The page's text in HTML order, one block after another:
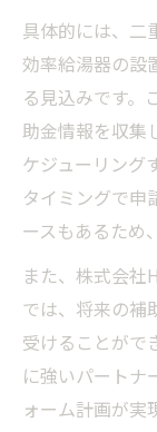
具体的には、二
効率給湯器の設
る見込みです。
助金情報を収集
ケジューリング
タイミングで申
ースもあるため
また、株式会社
では、将来の補
受けることがで
に強いパートナ
ォーム計画が実